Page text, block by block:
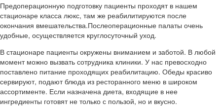
Предоперационную подготовку пациенты проходят в нашем
стационаре класса люкс, там же реабилитируются после
окончания вмешательства.Послеоперационные палаты очень
удобные, осуществляется круглосуточный уход.
В стационаре пациенты окружены вниманием и заботой. В любой
момент можно вызвать сотрудника клиники. У нас превосходно
поставлено питание проходящих реабилитацию. Обеды красиво
сервируют, подают блюда из ресторанного меню в широком
ассортименте. Если назначена диета, входящие в нее
ингредиенты готовят не только с пользой, но и вкусно.